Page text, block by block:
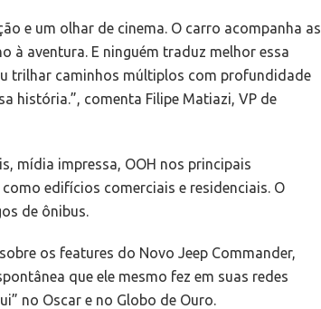
e um olhar de cinema. O carro acompanha as
à aventura. E ninguém traduz melhor essa
trilhar caminhos múltiplos com profundidade
história.”, comenta Filipe Matiazi, VP de
mídia impressa, OOH nos principais
edifícios comerciais e residenciais. O
de ônibus.
os features do Novo Jeep Commander,
que ele mesmo fez em suas redes
no Oscar e no Globo de Ouro.